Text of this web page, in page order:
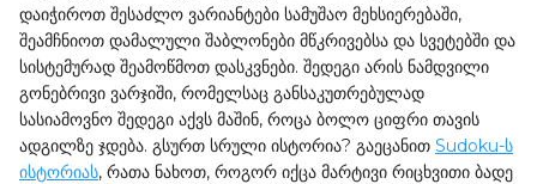
დაიჭიროთ შესაძლო ვარიანტები სამუშაო მეხსიერებაში,
შეამჩნიოთ დამალული შაბლონები მწკრივებსა და სვეტებში და
სისტემურად შეამოწმოთ დასკვნები. შედეგი არის ნამდვილი
გონებრივი ვარჯიში, რომელსაც განსაკუთრებულად
სასიამოვნო შედეგი აქვს მაშინ, როცა ბოლო ციფრი თავის
ადგილზე ჯდება. გსურთ სრული ისტორია? გაეცანით Sudoku-ს
ისტორიას, რათა ნახოთ, როგორ იქცა მარტივი რიცხვითი ბადე